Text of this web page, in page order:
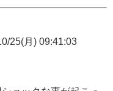
25(月) 09:41:03